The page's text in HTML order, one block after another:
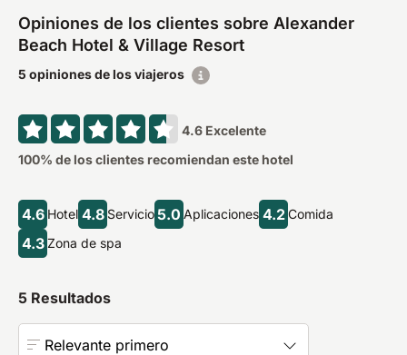
Opiniones de los clientes sobre Alexander
Beach Hotel & Village Resort
5 opiniones de los viajeros
4.6 Excelente
100% de los clientes recomiendan este hotel
4.6 Hotel 4.8 Servicio5.0 Aplicaciones 4.2 Comida
4.3 Zona de spa
5 Resultados
Relevante primero